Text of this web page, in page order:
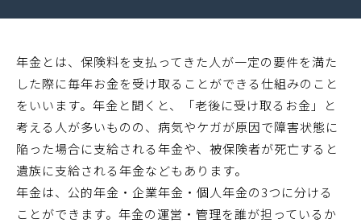
年金とは、保険料を支払ってきた人が一定の要件を満た
した際に毎年お金を受け取ることができる仕組みのこと
をいいます。年金と聞くと、「老後に受け取るお金」と
考える人が多いものの、病気やケガが原因で障害状態に
陥った場合に支給される年金や、被保険者が死亡すると
遺族に支給される年金などもあります。
年金は、公的年金・企業年金・個人年金の3つに分ける
ことができます。年金の運営・管理を誰が担っているか